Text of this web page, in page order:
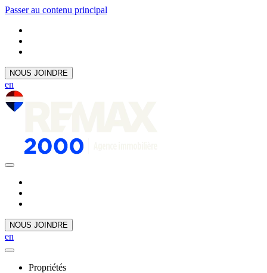
Passer au contenu principal
NOUS JOINDRE
en
NOUS JOINDRE
en
Propriétés